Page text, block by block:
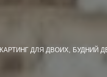
КАРТИНГ ДЛЯ ДВОИХ, БУДНИЙ